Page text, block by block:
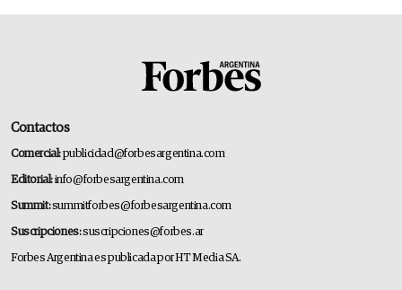
Contactos
Comercial:publicidad@forbesargentina.com
Editorial:info@forbesargentina.com
Summit:summitforbes@forbesargentina.com
Suscripciones:suscripciones@forbes.ar
Forbes Argentina es publicada por HT Media SA.